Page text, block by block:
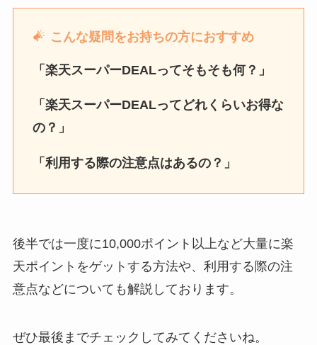
こんな疑問をお持ちの方におすすめ
「楽天スーパーDEALってそもそも何？」
「楽天スーパーDEALってどれくらいお得な
の？」
「利用する際の注意点はあるの？」
後半では一度に10,000ポイント以上など大量に楽
天ポイントをゲットする方法や、利用する際の注
意点などについても解説しております。
ぜひ最後までチェックしてみてくださいね。